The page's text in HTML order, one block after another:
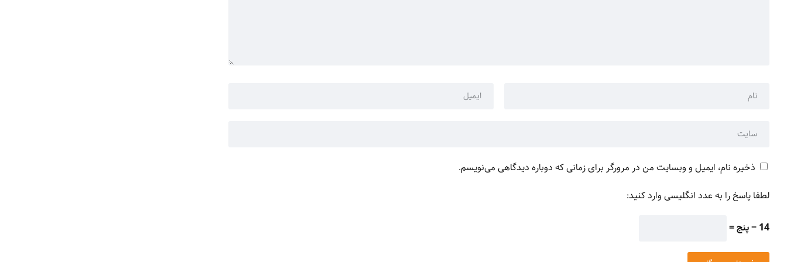
ذخیره نام، ایمیل و وبسایت من در مرورگر برای زمانی که دوباره دیدگاهی می‌نویسم.
لطفا پاسخ را به عدد انگلیسی وارد کنید:
14 − پنج =